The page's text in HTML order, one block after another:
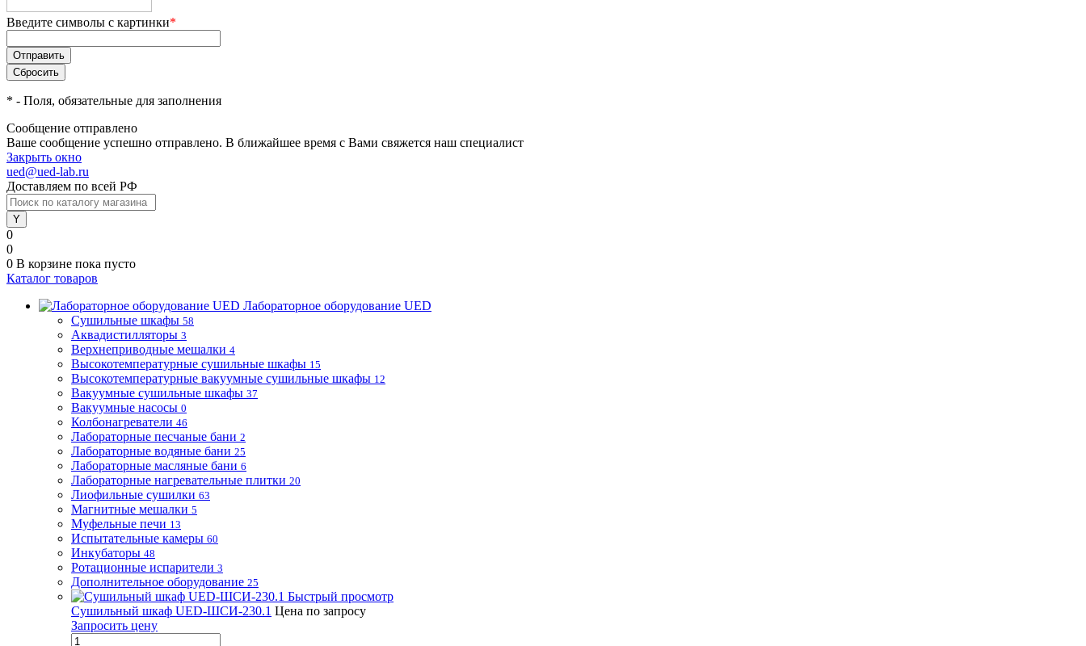
Введите символы с картинки*
* - Поля, обязательные для заполнения
Сообщение отправлено
Ваше сообщение успешно отправлено. В ближайшее время с Вами свяжется наш специалист
Закрыть окно
ued@ued-lab.ru
Доставляем по всей РФ
0
0
0 В корзине пока пусто
Каталог товаров
Лабораторное оборудование UED
Сушильные шкафы 58
Аквадистилляторы 3
Верхнеприводные мешалки 4
Высокотемпературные сушильные шкафы 15
Высокотемпературные вакуумные сушильные шкафы 12
Вакуумные сушильные шкафы 37
Вакуумные насосы 0
Колбонагреватели 46
Лабораторные песчаные бани 2
Лабораторные водяные бани 25
Лабораторные масляные бани 6
Лабораторные нагревательные плитки 20
Лиофильные сушилки 63
Магнитные мешалки 5
Муфельные печи 13
Испытательные камеры 60
Инкубаторы 48
Ротационные испарители 3
Дополнительное оборудование 25
Быстрый просмотр
Сушильный шкаф UED-ШСИ-230.1 Цена по запросу
Запросить цену